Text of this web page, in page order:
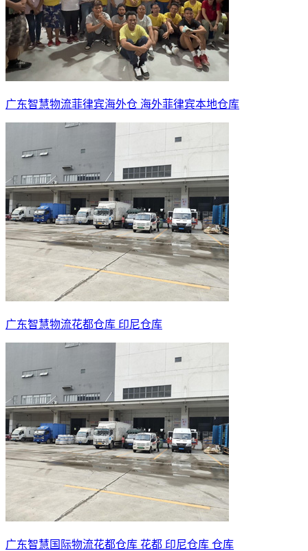
广东智慧物流菲律宾海外仓 海外菲律宾本地仓库
广东智慧物流花都仓库 印尼仓库
广东智慧国际物流花都仓库 花都 印尼仓库 仓库